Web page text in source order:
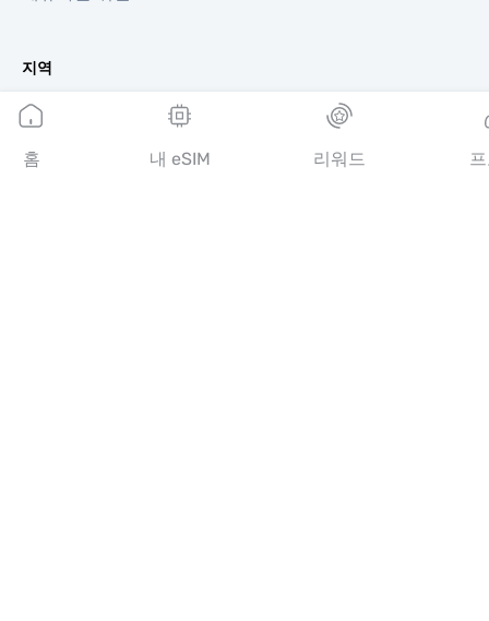
지역
유럽 eSIM
아시아 eSIM
아메리카 eSIM
홈 내 eSIM 리워드